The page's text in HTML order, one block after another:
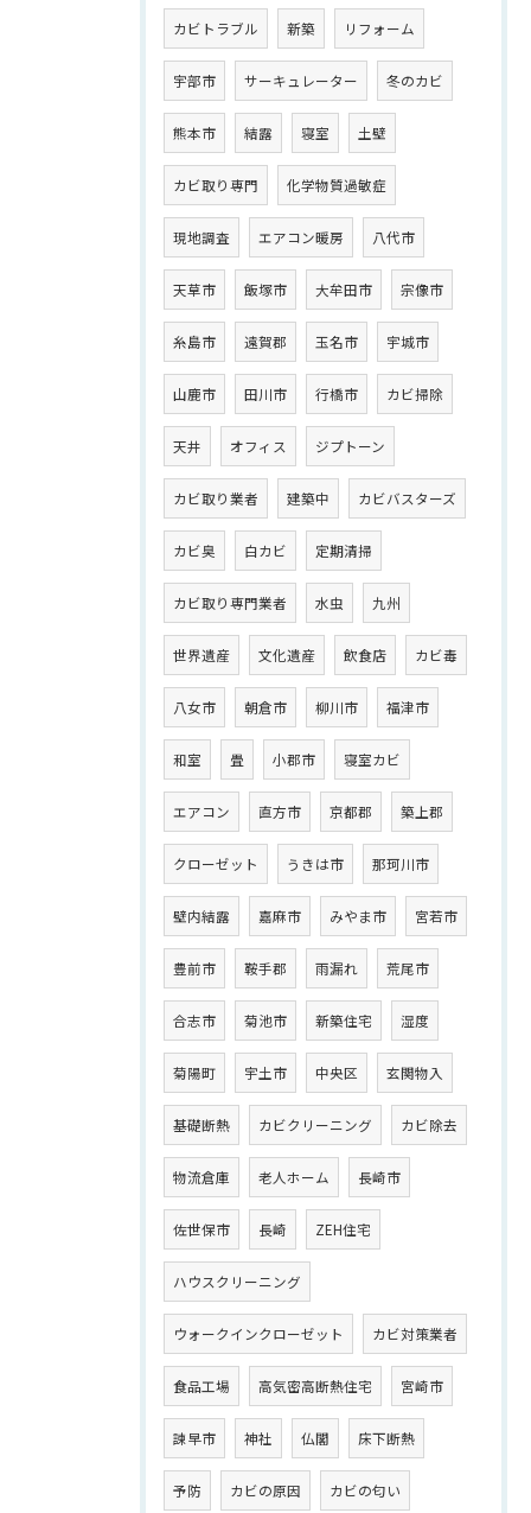
カビトラブル 新築 リフォーム
宇部市 サーキュレーター 冬のカビ
熊本市 結露 寝室 土壁
カビ取り専門 化学物質過敏症
現地調査 エアコン暖房 八代市
天草市 飯塚市 大牟田市 宗像市
糸島市 遠賀郡 玉名市 宇城市
山鹿市 田川市 行橋市 カビ掃除
天井 オフィス ジプトーン
カビ取り業者 建築中 カビバスターズ
カビ臭 白カビ 定期清掃
カビ取り専門業者 水虫 九州
世界遺産 文化遺産 飲食店 カビ毒
八女市 朝倉市 柳川市 福津市
和室 畳 小郡市 寝室カビ
エアコン 直方市 京都郡 築上郡
クローゼット うきは市 那珂川市
壁内結露 嘉麻市 みやま市 宮若市
豊前市 鞍手郡 雨漏れ 荒尾市
合志市 菊池市 新築住宅 湿度
菊陽町 宇土市 中央区 玄関物入
基礎断熱 カビクリーニング カビ除去
物流倉庫 老人ホーム 長崎市
佐世保市 長崎 ZEH住宅
ハウスクリーニング
ウォークインクローゼット カビ対策業者
食品工場 高気密高断熱住宅 宮崎市
諫早市 神社 仏閣 床下断熱
予防 カビの原因 カビの匂い